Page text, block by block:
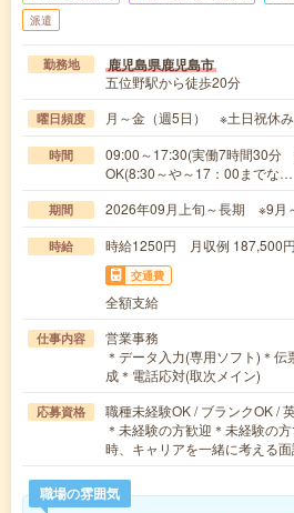
派遣
勤務地 鹿児島県鹿児島市
五位野駅から徒歩20分
曜日頻度 月～金（週5日） ※土日祝休み
時間
09:00～17:30(実働7時間30分
OK(8:30～や～17：00までな…
期間 2026年09月上旬～長期 ※9月
時給 時給1250円 月収例 187,500
交通費
全額支給
仕事内容
営業事務
＊データ入力(専用ソフト)＊
成＊電話応対(取次メイン)
応募資格
職種未経験OK / ブランクOK /
＊未経験の方歓迎＊未経験の
時、キャリアを一緒に考える
職場の雰囲気